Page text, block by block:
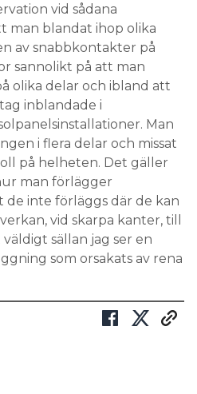
vid sådana
man blandat ihop olika
av snabbkontakter på
sannolikt på att man
olika delar och ibland att
inblandade i
Man
i flera delar och missat
på helheten. Det gäller
man förlägger
de inte förläggs där de kan
vid skarpa kanter, till
sällan jag ser en
som orsakats av rena